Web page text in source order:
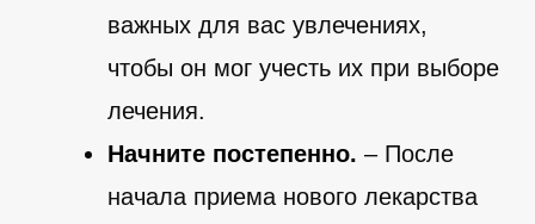
важных для вас увлечениях,
чтобы он мог учесть их при выборе
лечения.
Начните постепенно. – После
начала приема нового лекарства